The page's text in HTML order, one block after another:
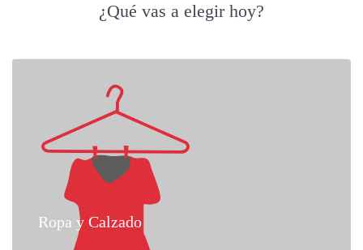
¿Qué vas a elegir hoy?
Ropa y Calzado